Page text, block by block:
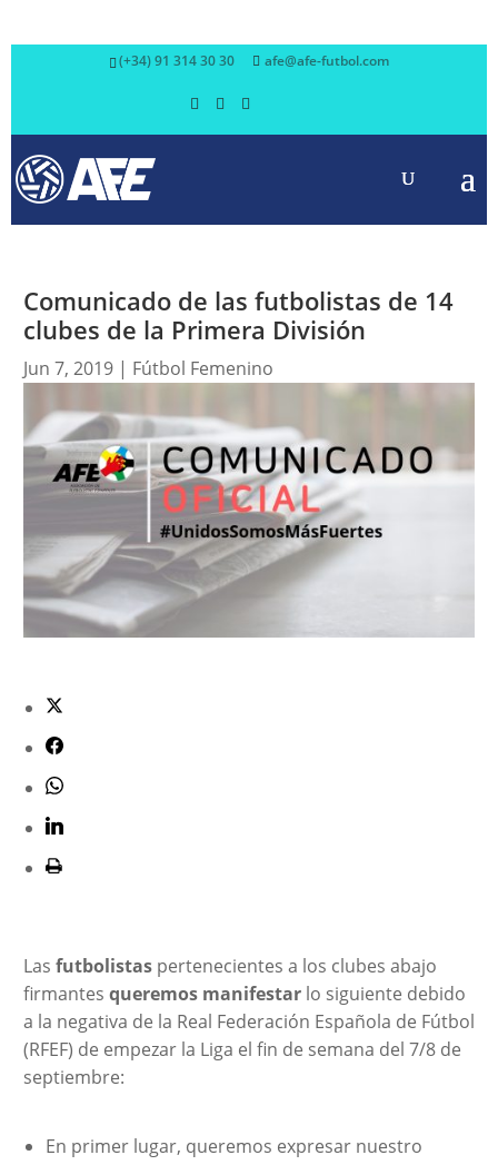
(+34) 91 314 30 30 afe@afe-futbol.com
Comunicado de las futbolistas de 14
clubes de la Primera División
Jun 7, 2019| Fútbol Femenino
Las futbolistaspertenecientes a los clubes abajo
firmantes queremos manifestarlo siguiente debido
a la negativa de la Real Federación Española de Fútbol
(RFEF) de empezar la Liga el fin de semana del 7/8 de
septiembre:
En primer lugar, queremos expresar nuestro